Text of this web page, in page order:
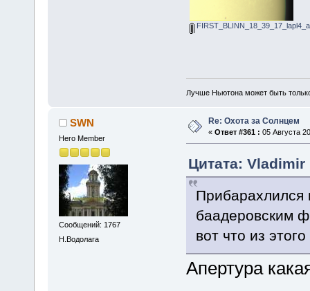
Лучше Ньютона может быть
SWN
Hero Member
Сообщений: 1767
Н.Водолага
Re: Охота за Солнцем
« Ответ #361 : 05 Августа
Цитата: Vladimir
Прибарахлился
баадеровским
вот что из
Апертура